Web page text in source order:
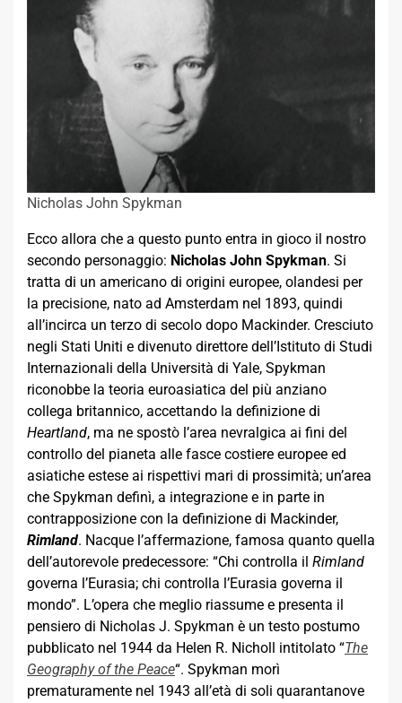
Nicholas John Spykman
Ecco allora che a questo punto entra in gioco il nostro
secondo personaggio: Nicholas John Spykman. Si
tratta di un americano di origini europee, olandesi per
la precisione, nato ad Amsterdam nel 1893, quindi
all’incirca un terzo di secolo dopo Mackinder. Cresciuto
negli Stati Uniti e divenuto direttore dell’Istituto di Studi
Internazionali della Università di Yale, Spykman
riconobbe la teoria euroasiatica del più anziano
collega britannico, accettando la definizione di
Heartland, ma ne spostò l’area nevralgica ai fini del
controllo del pianeta alle fasce costiere europee ed
asiatiche estese ai rispettivi mari di prossimità; un’area
che Spykman definì, a integrazione e in parte in
contrapposizione con la definizione di Mackinder,
Rimland. Nacque l’affermazione, famosa quanto quella
dell’autorevole predecessore: “Chi controlla il Rimland
governa l’Eurasia; chi controlla l’Eurasia governa il
mondo”. L’opera che meglio riassume e presenta il
pensiero di Nicholas J. Spykman è un testo postumo
pubblicato nel 1944 da Helen R. Nicholl intitolato “The
Geography of the Peace“. Spykman morì
prematuramente nel 1943 all’età di soli quarantanove